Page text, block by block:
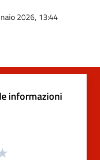
2026, 13:44
informazioni